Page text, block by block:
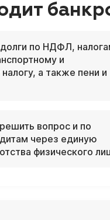
долги по НДФЛ,
и
а также пени и
вопрос и по
через единую
физического